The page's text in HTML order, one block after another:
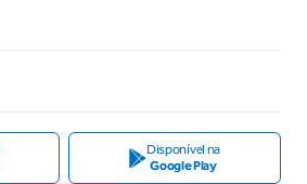
Disponível na
Google Play